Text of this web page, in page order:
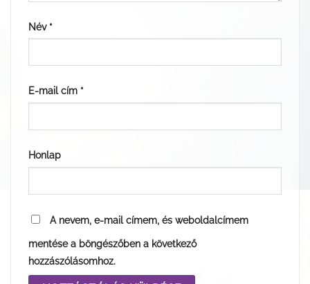
Név *
E-mail cím *
Honlap
A nevem, e-mail címem, és weboldalcímem
mentése a böngészőben a következő
hozzászólásomhoz.